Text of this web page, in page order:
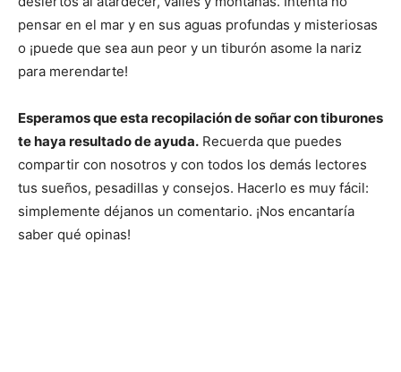
pensar en el mar y en sus aguas profundas y misteriosas
o ¡puede que sea aun peor y un tiburón asome la nariz
para merendarte!
Esperamos que esta recopilación de soñar con tiburones
te haya resultado de ayuda. Recuerda que puedes
compartir con nosotros y con todos los demás lectores
tus sueños, pesadillas y consejos. Hacerlo es muy fácil:
simplemente déjanos un comentario. ¡Nos encantaría
saber qué opinas!